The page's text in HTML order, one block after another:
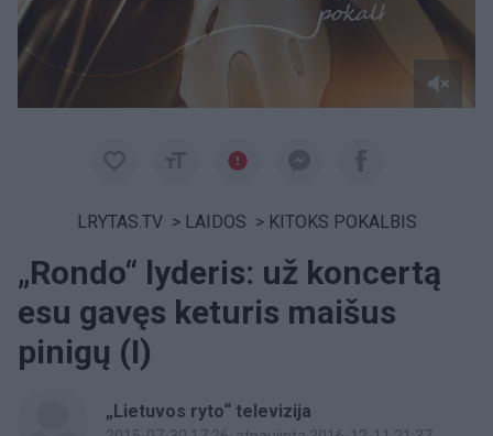
LRYTAS.TV > LAIDOS > KITOKS POKALBIS
„Rondo“ lyderis: už koncertą
esu gavęs keturis maišus
pinigų (I)
„Lietuvos ryto“ televizija